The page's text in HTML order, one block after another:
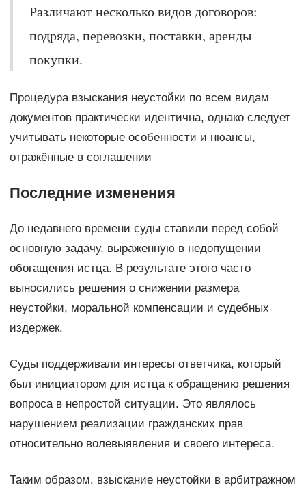
Различают несколько видов договоров:
подряда, перевозки, поставки, аренды
покупки.
Процедура взыскания неустойки по всем видам
документов практически идентична, однако следует
учитывать некоторые особенности и нюансы,
отражённые в соглашении
Последние изменения
До недавнего времени суды ставили перед собой
основную задачу, выраженную в недопущении
обогащения истца. В результате этого часто
выносились решения о снижении размера
неустойки, моральной компенсации и судебных
издержек.
Суды поддерживали интересы ответчика, который
был инициатором для истца к обращению решения
вопроса в непростой ситуации. Это являлось
нарушением реализации гражданских прав
относительно волевыявления и своего интереса.
Таким образом, взыскание неустойки в арбитражном